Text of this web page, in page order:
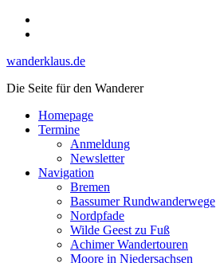
Skip
wanderklaus.de
Die Seite für den Wanderer
Homepage
Termine
Anmeldung
Newsletter
Navigation
Bremen
Bassumer Rundwanderwege
Nordpfade
Wilde Geest zu Fuß
Achimer Wandertouren
Moore in Niedersachsen